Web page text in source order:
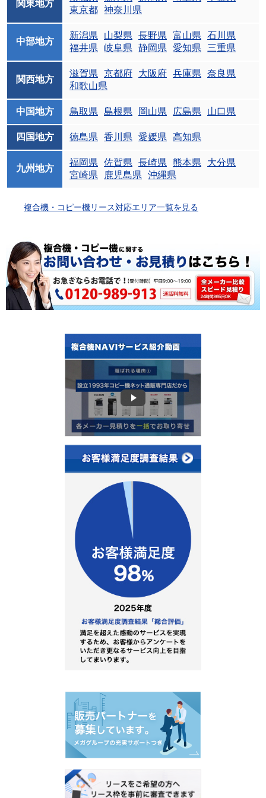
関東地方
東京都 神奈川県
中部地方
新潟県 山梨県 長野県 富山県
石川県
福井県
岐阜県 静岡県 愛知県 三重県
関西地方
滋賀県 京都府 大阪府 兵庫県
奈良県
和歌山県
中国地方 鳥取県 島根県 岡山県 広島県 山口県
四国地方 徳島県 香川県 愛媛県 高知県
九州地方
福岡県 佐賀県 長崎県 熊本県
大分県
宮崎県
鹿児島県 沖縄県
複合機・コピー機リース対応エリア一覧を見る